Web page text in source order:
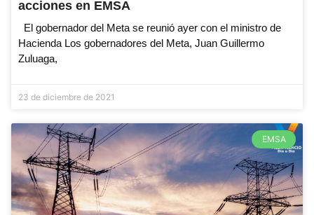
acciones en EMSA
El gobernador del Meta se reunió ayer con el ministro de
Hacienda Los gobernadores del Meta, Juan Guillermo
Zuluaga,
23 de diciembre de 2021
EMSA